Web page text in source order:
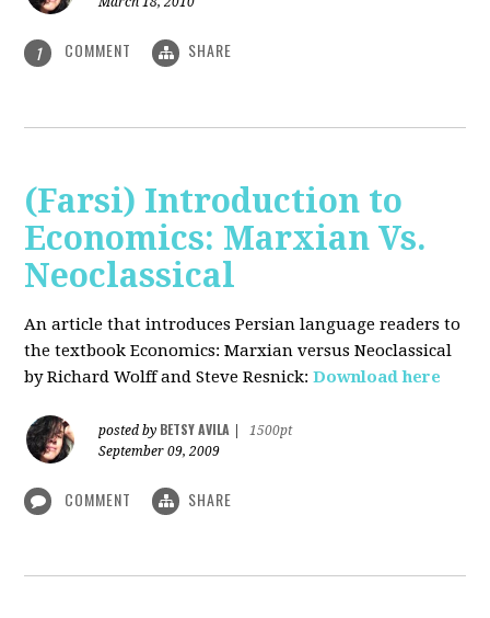
1 COMMENT SHARE
(Farsi) Introduction to
Economics: Marxian Vs.
Neoclassical
An article that introduces Persian language readers to
the textbook Economics: Marxian versus Neoclassical
by Richard Wolff and Steve Resnick:Download here
posted by BETSY AVILA
1500pt
September 09, 2009
COMMENT SHARE